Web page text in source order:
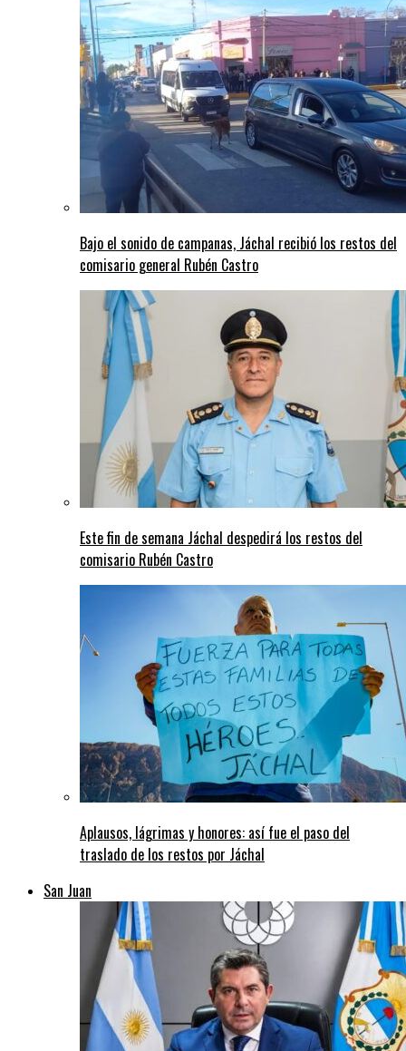
Bajo el sonido de campanas, Jáchal recibió los restos del
comisario general Rubén Castro
Este fin de semana Jáchal despedirá los restos del
comisario Rubén Castro
Aplausos, lágrimas y honores: así fue el paso del
traslado de los restos por Jáchal
San Juan